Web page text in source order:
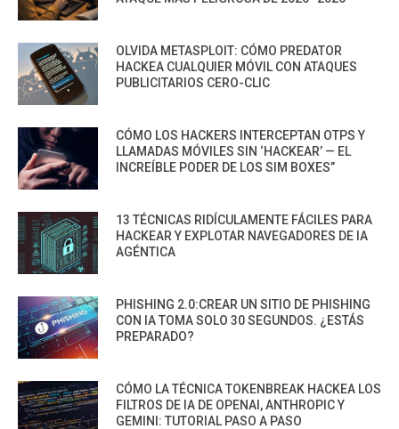
OLVIDA METASPLOIT: CÓMO PREDATOR
HACKEA CUALQUIER MÓVIL CON ATAQUES
PUBLICITARIOS CERO-CLIC
CÓMO LOS HACKERS INTERCEPTAN OTPS Y
LLAMADAS MÓVILES SIN ‘HACKEAR’ — EL
INCREÍBLE PODER DE LOS SIM BOXES”
13 TÉCNICAS RIDÍCULAMENTE FÁCILES PARA
HACKEAR Y EXPLOTAR NAVEGADORES DE IA
AGÉNTICA
PHISHING 2.0:CREAR UN SITIO DE PHISHING
CON IA TOMA SOLO 30 SEGUNDOS. ¿ESTÁS
PREPARADO?
CÓMO LA TÉCNICA TOKENBREAK HACKEA LOS
FILTROS DE IA DE OPENAI, ANTHROPIC Y
GEMINI: TUTORIAL PASO A PASO